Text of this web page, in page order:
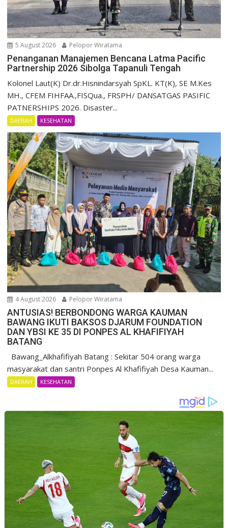
5 August 2026 Pelopor Wiratama
Penanganan Manajemen Bencana Latma Pacific
Partnership 2026 Sibolga Tapanuli Tengah
Kolonel Laut(K) Dr.dr.Hisnindarsyah SpKL. KT(K), SE M.Kes
MH., CFEM FIHFAA.,FISQua., FRSPH/ DANSATGAS PASIFIC
PATNERSHIPS 2026. Disaster...
DAERAH KESEHATAN
4 August 2026 Pelopor Wiratama
ANTUSIAS! BERBONDONG WARGA KAUMAN
BAWANG IKUTI BAKSOS DJARUM FOUNDATION
DAN YBSI KE 35 DI PONPES AL KHAFIFIYAH
BATANG
Bawang_Alkhafifiyah Batang : Sekitar 504 orang warga
masyarakat dan santri Ponpes Al Khafifiyah Desa Kauman...
DAERAH KESEHATAN